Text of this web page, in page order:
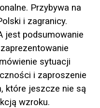
Przybywa na
i zagranicy.
jest podsumowanie
sytuacji
i zaproszenie
które jeszcze nie są
wzroku.